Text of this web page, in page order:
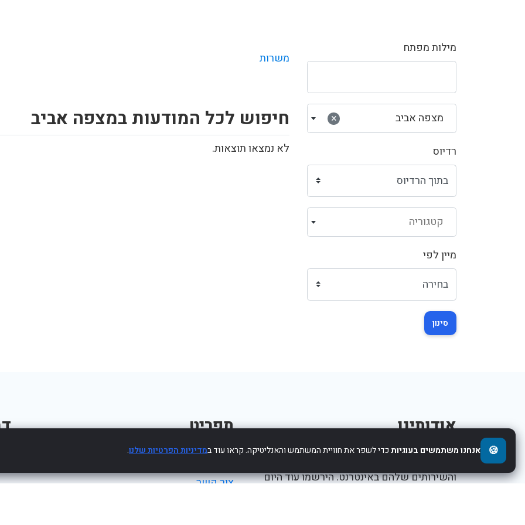
מילות מפתח
× מצפה אביב
רדיוס
קטגוריה
מיין לפי
סינון
משרות
חיפוש לכל המודעות במצפה אביב
לא נמצאו תוצאות.
אודותינו
והשירותים שלהם באינטרנט. הירשמו עוד היום
תפריט
צור קשר
🍪 אנחנו משתמשים בעוגיותכדי לשפר את חוויית המשתמש והאנליטיקה. קראו עוד במדיניות הפרטיות שלנו.